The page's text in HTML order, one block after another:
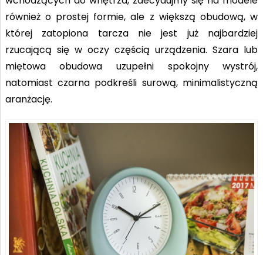
również o prostej formie, ale z większą obudową, w
której zatopiona tarcza nie jest już najbardziej
rzucającą się w oczy częścią urządzenia. Szara lub
miętowa obudowa uzupełni spokojny wystrój,
natomiast czarna podkreśli surową, minimalistyczną
aranżację.